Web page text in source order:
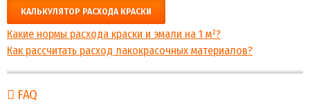
КАЛЬКУЛЯТОР РАСХОДА КРАСКИ
Какие нормы расхода краски и эмали на 1 м²?
Как рассчитать расход лакокрасочных материалов?
FAQ